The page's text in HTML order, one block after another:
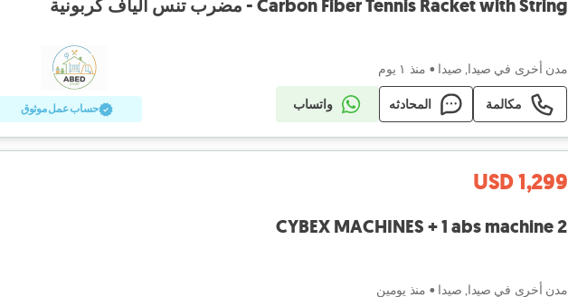
Carbon Fiber Tennis Racket with String - مضرب تنس ألياف كربونية
مدن أخرى في صيدا, صيدا • منذ ١ يوم
مكالمة المحادثه واتساب حساب عمل موثوق
USD 1,299
2 CYBEX MACHINES + 1 abs machine
مدن أخرى في صيدا, صيدا • منذ يومين